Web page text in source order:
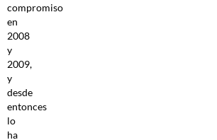
compromiso
en
2008
y
2009,
y
desde
entonces
lo
ha